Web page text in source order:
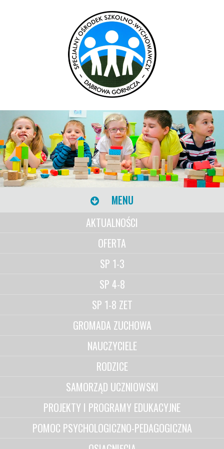
MENU
AKTUALNOŚCI
OFERTA
SP 1-3
SP 4-8
SP 1-8 ZET
GROMADA ZUCHOWA
NAUCZYCIELE
RODZICE
SAMORZĄD UCZNIOWSKI
PROJEKTY I PROGRAMY EDUKACYJNE
POMOC PSYCHOLOGICZNO-PEDAGOGICZNA